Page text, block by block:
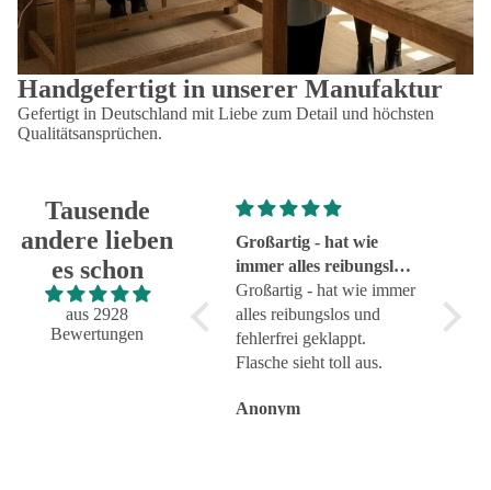
Handgefertigt in unserer Manufaktur
Gefertigt in Deutschland mit Liebe zum Detail und höchsten
Qualitätsansprüchen.
Tausende
andere lieben
es schon
aus 2928
Bewertungen
Super!
Super!
Großartig - hat wie
immer alles reibungslos
und fehlerfrei geklappt
Großartig - hat wie immer
alles reibungslos und
fehlerfrei geklappt.
Flasche sieht toll aus.
Anonym